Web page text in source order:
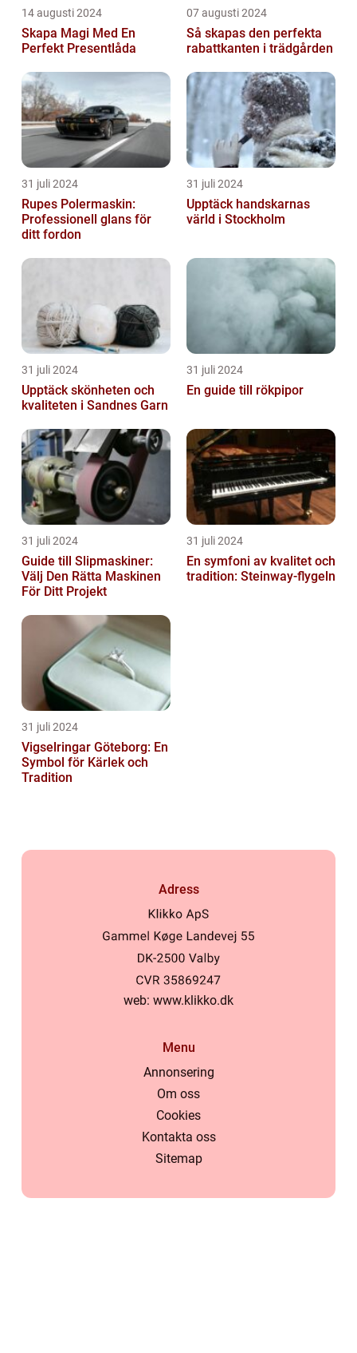
14 augusti 2024
Skapa Magi Med En
Perfekt Presentlåda
07 augusti 2024
Så skapas den perfekta
rabattkanten i trädgården
31 juli 2024
Rupes Polermaskin:
Professionell glans för
ditt fordon
31 juli 2024
Upptäck handskarnas
värld i Stockholm
31 juli 2024
Upptäck skönheten och
kvaliteten i Sandnes Garn
31 juli 2024
En guide till rökpipor
31 juli 2024
Guide till Slipmaskiner:
Välj Den Rätta Maskinen
För Ditt Projekt
31 juli 2024
En symfoni av kvalitet och
tradition: Steinway-flygeln
31 juli 2024
Vigselringar Göteborg: En
Symbol för Kärlek och
Tradition
Adress
web: www.klikko.dk
Menu
Annonsering
Om oss
Cookies
Kontakta oss
Sitemap